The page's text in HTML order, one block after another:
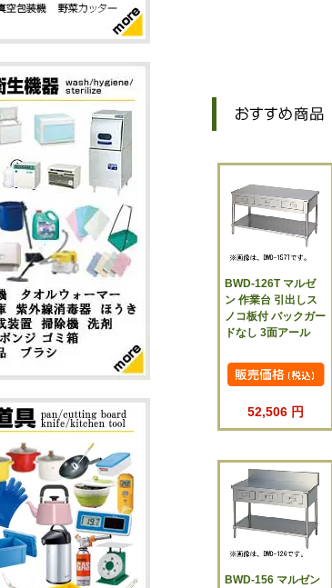
BWD-126T マルゼ
ン 作業台 引出しス
ノコ板付 バックガー
ドなし 3面アール
52,506 円
BWD-156 マルゼン